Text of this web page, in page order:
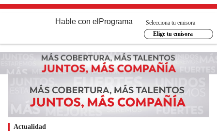
Hable con el Programa
Selecciona tu emisora
Elige tu emisora
Actualidad